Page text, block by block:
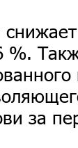
%.
за